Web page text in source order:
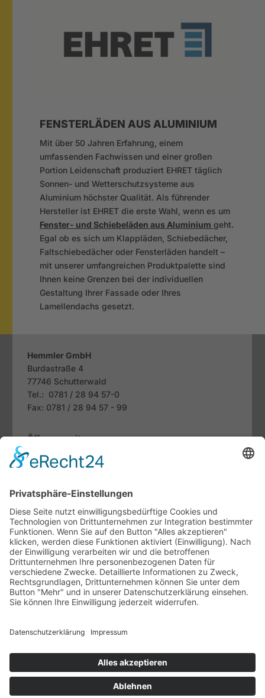
FENSTERLÄDEN AUS ALUMINIUM
Mit über 50 Jahren Erfahrung, einem
umfassenden Fachwissen und einer großen
Portion Leidenschaft produziert EHRET täglich
Sonnen- und Wetterschutzsysteme aus
Aluminium höchster Qualität. Als führender
Hersteller ist EHRET die erste Wahl, wenn es um
Fenster- und Schiebeläden aus Aluminium geht.
Egal ob es sich um Klappläden, Schiebedächer,
Faltschiebedächer oder Fensterläden handelt –
mit unserer umfangreichen Produktpalette sind
Ihnen keine Grenzen bei der individuellen
Gestaltung Ihrer Fassade oder Ihres
Lamellendachs gesetzt.
Hemmler GmbH
Burdastraße 4
77746 Schutterwald
Tel.: 0781 / 28 94 57-0
Fax: 0781 / 28 94 57 - 99
Öffnungszeiten
Mo. bis Fr.:
07.30 - 12.00 Uhr
Sa:
Fachthemen
Indoor-Living meets Outdoor-Living
Terrassendächer von Brustor
WERU Haustüren-Konfigurator
Unternehmen
Ausstellung